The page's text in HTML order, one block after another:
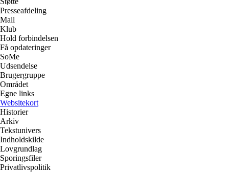
Presseafdeling
Mail
Klub
Hold forbindelsen
Få opdateringer
SoMe
Udsendelse
Brugergruppe
Området
Egne links
Websitekort
Historier
Arkiv
Tekstunivers
Indholdskilde
Lovgrundlag
Sporingsfiler
Privatlivspolitik